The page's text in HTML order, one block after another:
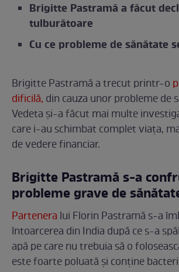
Brigitte Pastramă a făcut
tulburătoare
Cu ce probleme de sănătate
Brigitte Pastramă a trecut printr-o
dificilă, din cauza unor probleme de
Vedeta și-a făcut mai multe
care i-au schimbat complet viața,
de vedere financiar.
Brigitte Pastramă s-a
probleme grave de
Partenera lui Florin Pastramă s-a
întoarcerea din India după ce s-a
apă pe care nu trebuia să o
este foarte poluată și conține